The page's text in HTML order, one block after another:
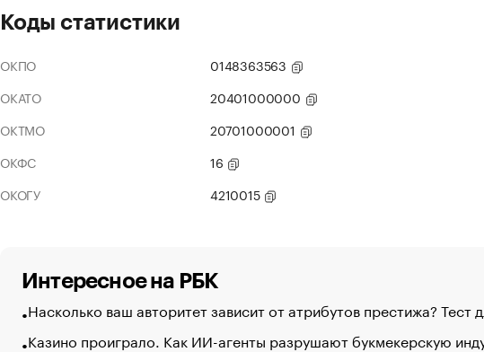
Коды статистики
ОКПО
0148363563
ОКАТО
20401000000
ОКТМО
20701000001
ОКФС
16
ОКОГУ
4210015
Интересное на РБК
Насколько ваш авторитет зависит от атрибутов престижа? Тест
Казино проиграло. Как ИИ-агенты разрушают букмекерскую